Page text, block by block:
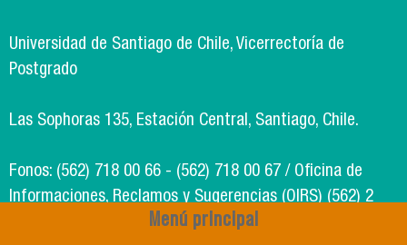
Menú principal
Universidad de Santiago de Chile, Vicerrectoría de
Postgrado
Las Sophoras 135, Estación Central, Santiago, Chile.
Fonos: (562) 718 00 66 - (562) 718 00 67 / Oficina de
Informaciones, Reclamos y Sugerencias (OIRS) (562) 2